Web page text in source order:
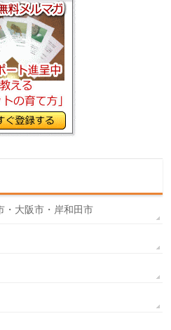
・大阪市・岸和田市